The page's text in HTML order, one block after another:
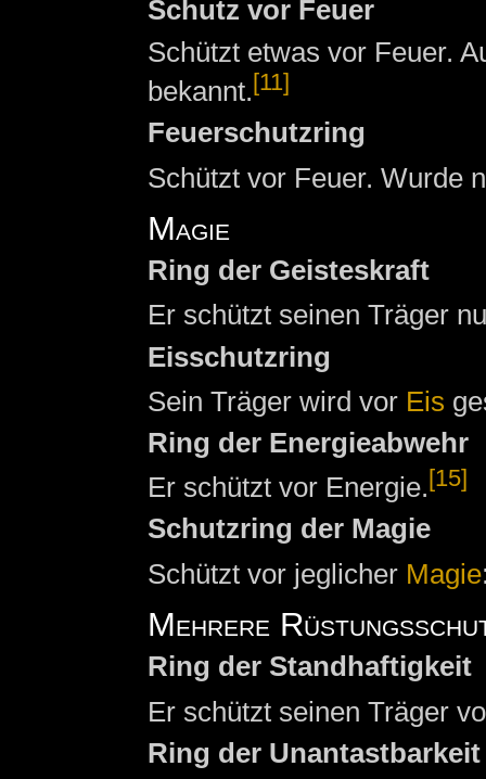
Schutz vor Feuer
Schützt etwas vor Feuer.
bekannt.[11]
Feuerschutzring
Schützt vor Feuer. Wurde
Magie
Ring der Geisteskraft
Er schützt seinen Träger
Eisschutzring
Sein Träger wird vor Eis
Ring der Energieabwehr
Er schützt vor Energie. [15]
Schutzring der Magie
Schützt vor jeglicher Magie
Mehrere
Ring der Standhaftigkeit
Er schützt seinen Träger
Ring der Unantastbarkeit